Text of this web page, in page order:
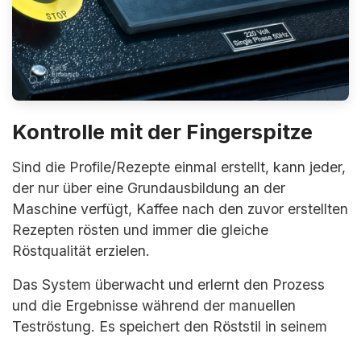
Kontrolle mit der Fingerspitze
Sind die Profile/Rezepte einmal erstellt, kann jeder,
der nur über eine Grundausbildung an der
Maschine verfügt, Kaffee nach den zuvor erstellten
Rezepten rösten und immer die gleiche
Röstqualität erzielen.
Das System überwacht und erlernt den Prozess
und die Ergebnisse während der manuellen
Teströstung. Es speichert den Röststil in seinem